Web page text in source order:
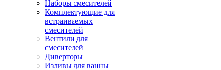
Наборы смесителей
Комплектующие для
встраиваемых
смесителей
Вентили для
смесителей
Диверторы
Изливы для ванны